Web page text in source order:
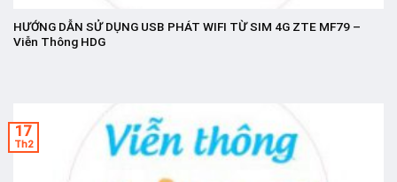
HƯỚNG DẪN SỬ DỤNG USB PHÁT WIFI TỪ SIM 4G ZTE MF79 –
Viễn Thông HDG
17
Th2